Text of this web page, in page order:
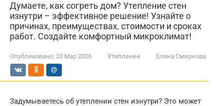
Думаете, как согреть дом? Утепление стен
изнутри – эффективное решение! Узнайте о
причинах, преимуществах, стоимости и сроках
работ. Создайте комфортный микроклимат!
Опубликовано: 23 Мар 2026 Утепление Елена Смирнова
Задумываетесь об утеплении стен изнутри? Это может